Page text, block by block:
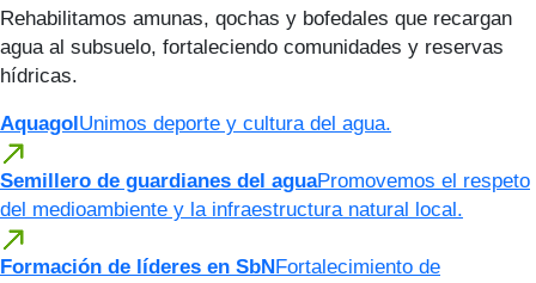
Rehabilitamos amunas, qochas y bofedales que recargan
agua al subsuelo, fortaleciendo comunidades y reservas
hídricas.
AquagolUnimos deporte y cultura del agua.
Semillero de guardianes del aguaPromovemos el respeto
del medioambiente y la infraestructura natural local.
Formación de líderes en SbNFortalecimiento de